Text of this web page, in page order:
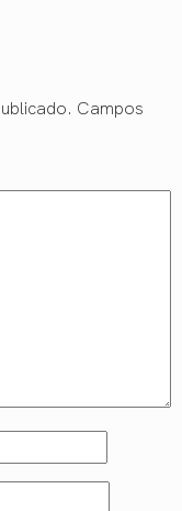
Campos